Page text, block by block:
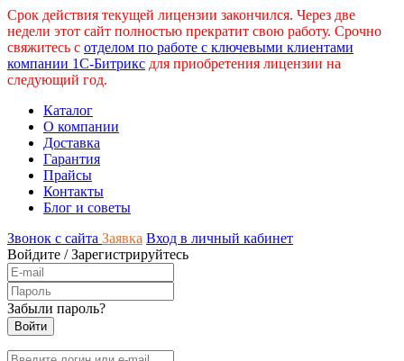
Срок действия текущей лицензии закончился. Через две
недели этот сайт полностью прекратит свою работу. Срочно
свяжитесь с отделом по работе с ключевыми клиентами
компании 1С-Битрикс для приобретения лицензии на
следующий год.
Каталог
О компании
Доставка
Гарантия
Прайсы
Контакты
Блог и советы
Звонок с сайта Заявка Вход в личный кабинет
Войдите /Зарегистрируйтесь
Забыли пароль?